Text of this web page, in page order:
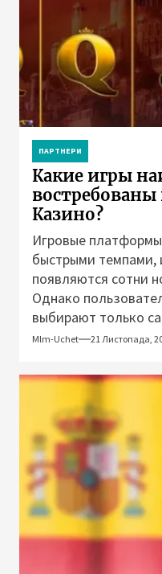
ПАРТНЕРИ
Какие игры
востребованы
Казино?
Игровые
быстрыми темпами,
появляются сотни
Однако
выбирают только
Mlm-Uchet 21 Листопада,